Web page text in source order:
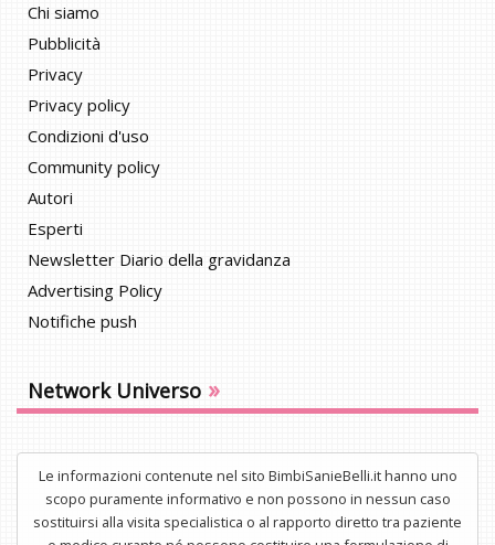
Chi siamo
Pubblicità
Privacy
Privacy policy
Condizioni d'uso
Community policy
Autori
Esperti
Newsletter Diario della gravidanza
Advertising Policy
Notifiche push
Network Universo »
Le informazioni contenute nel sito BimbiSanieBelli.it hanno uno
scopo puramente informativo e non possono in nessun caso
sostituirsi alla visita specialistica o al rapporto diretto tra paziente